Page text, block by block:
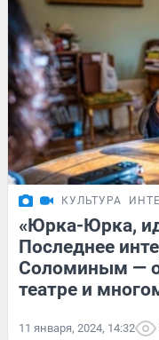
КУЛЬТУРА
«Юрка-Юрка,
Последнее
Соломиным — о
театре и
11 января, 2024, 14:32